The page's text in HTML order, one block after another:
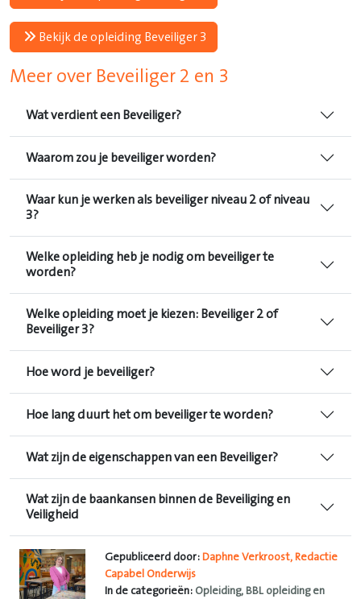
Bekijk de opleiding Beveiliger 3
Meer over Beveiliger 2 en 3
Wat verdient een Beveiliger?
Waarom zou je beveiliger worden?
Waar kun je werken als beveiliger niveau 2 of niveau
3?
Welke opleiding heb je nodig om beveiliger te
worden?
Welke opleiding moet je kiezen: Beveiliger 2 of
Beveiliger 3?
Hoe word je beveiliger?
Hoe lang duurt het om beveiliger te worden?
Wat zijn de eigenschappen van een Beveiliger?
Wat zijn de baankansen binnen de Beveiliging en
Veiligheid
Gepubliceerd door:Daphne Verkroost, Redactie
Capabel Onderwijs
In de categorieën: Opleiding, BBL opleiding en